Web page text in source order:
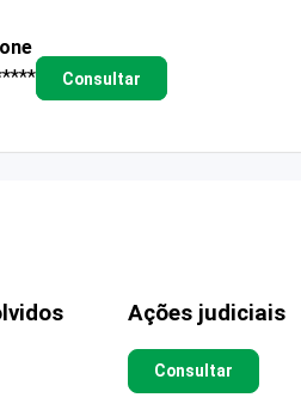
Consultar
Ações judiciais
Consultar